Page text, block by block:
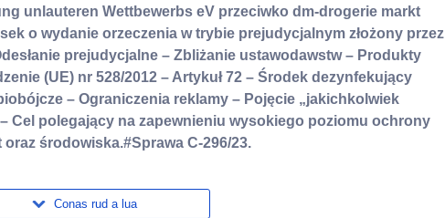
unlauteren Wettbewerbs eV przeciwko dm-drogerie markt
o wydanie orzeczenia w trybie prejudycjalnym złożony przez
prejudycjalne – Zbliżanie ustawodawstw – Produkty
(UE) nr 528/2012 – Artykuł 72 – Środek dezynfekujący
– Ograniczenia reklamy – Pojęcie „jakichkolwiek
Cel polegający na zapewnieniu wysokiego poziomu ochrony
środowiska.#Sprawa C-296/23.
Conas rud a lua